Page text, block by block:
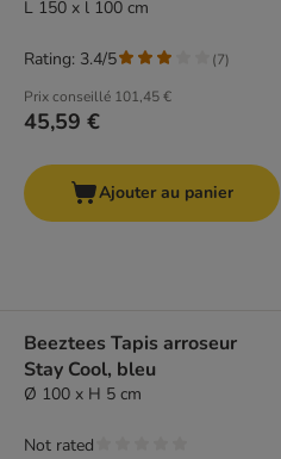
L 150 x l 100 cm
Prix conseillé 101,45 €
45,59 €
Rating: 3.4/5 (7)
Ajouter au panier
Beeztees Tapis arroseur
Stay Cool, bleu
Ø 100 x H 5 cm
Not rated